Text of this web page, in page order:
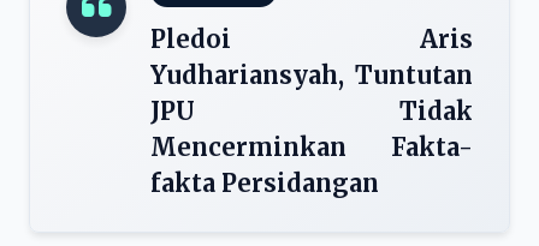
Pledoi Aris
Yudhariansyah, Tuntutan
JPU Tidak
Mencerminkan Fakta-
fakta Persidangan